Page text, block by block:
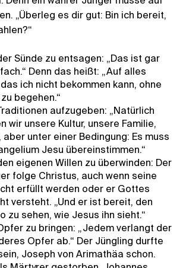
„Überleg es dir gut: Bin ich bereit,
Sünde zu entsagen: „Das ist gar
Denn das heißt: „Auf alles
ich nicht bekommen kann, ohne
begehen.“
aufzugeben: „Natürlich
wir unsere Kultur, unsere Familie,
aber unter einer Bedingung: Es muss
Jesu übereinstimmen.“
eigenen Willen zu überwinden: Der
folge Christus, auch wenn seine
erfüllt werden oder er Gottes
versteht. „Und er ist bereit, den
zu sehen, wie Jesus ihn sieht.“
zu bringen: „Jedem verlangt der
Opfer ab.“ Der Jüngling durfte
Joseph von Arimathäa schon.